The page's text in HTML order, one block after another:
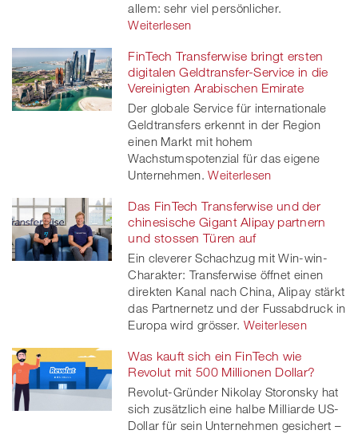
allem: sehr viel persönlicher.
Weiterlesen
FinTech Transferwise bringt ersten
digitalen Geldtransfer-Service in die
Vereinigten Arabischen Emirate
Der globale Service für internationale
Geldtransfers erkennt in der Region
einen Markt mit hohem
Wachstumspotenzial für das eigene
Unternehmen. Weiterlesen
Das FinTech Transferwise und der
chinesische Gigant Alipay partnern
und stossen Türen auf
Ein cleverer Schachzug mit Win-win-
Charakter: Transferwise öffnet einen
direkten Kanal nach China, Alipay stärkt
das Partnernetz und der Fussabdruck in
Europa wird grösser. Weiterlesen
Was kauft sich ein FinTech wie
Revolut mit 500 Millionen Dollar?
Revolut-Gründer Nikolay Storonsky hat
sich zusätzlich eine halbe Milliarde US-
Dollar für sein Unternehmen gesichert –